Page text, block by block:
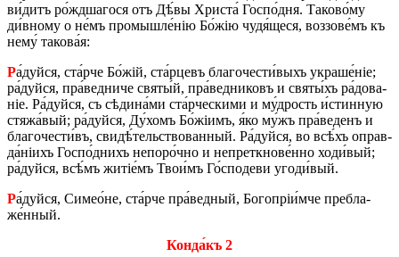
ви́­дитъ ро́жд­ша­го­ся отъ Дѣ́вы Хри­ста́ Го­спо́д­ня. Та­ко­во́му
ди́в­но­му о не́мъ про­мыш­ле́нію Бо́жію чудя́щеся, воз­зо­ве́мъ къ
нему́ та­ко­ва́я:
Ра́дуй­ся, ста́р­че Бо́жій, ста́рцевъ бла­го­че­сти́­выхъ укра­ше́ніе;
ра́дуй­ся, пра́­вед­ни­че святы́й, пра́­вед­ни­ковъ и святы́хъ ра́­до­ва­
ніе. Ра́дуй­ся, съ сѣ­ди­на́­ми ста́р­че­ски­ми и му́­дрость и́стин­ную
стяжа́­вый; ра́дуй­ся, Ду́­хомъ Бо́жіимъ, я́ко му́жъ пра́­ве­денъ и
бла­го­че­сти́въ, сви­дѣ́­тель­ство­ван­ный. Ра́дуй­ся, во всѣ́хъ оправ­
да́ніихъ Го­спо́д­нихъ не­по­ро́ч­но и не­пре­ткно­ве́н­но хо­ди́­вый;
ра́дуй­ся, всѣ́мъ жи­тіе́мъ Тво­и́мъ Го́­спо­де­ви уго­ди́­вый.
Ра́дуй­ся, Си­ме­о́­не, ста́р­че пра́­вед­ный, Бо­го­пріи́м­че пре­бла­
же́н­ный.
Кон­да́къ 2